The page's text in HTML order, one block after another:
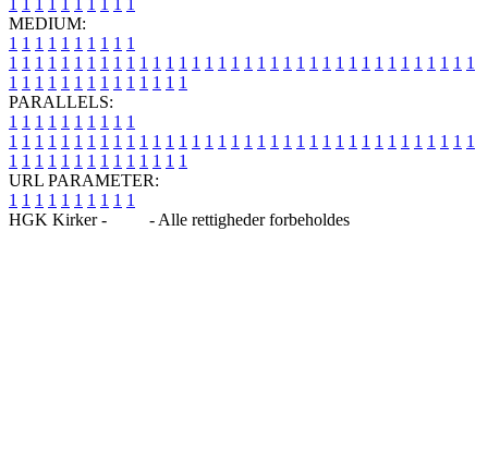
MEDIUM:
1 1 1 1 1 1 1 1 1 1
1 1 1 1 1 1 1 1 1 1 1 1 1 1 1 1 1 1 1 1 1 1 1 1 1 1 1 1 1 1 1 1 1 1 1 1
1 1 1 1 1 1 1 1 1 1 1 1 1 1
PARALLELS:
1 1 1 1 1 1 1 1 1 1
1 1 1 1 1 1 1 1 1 1 1 1 1 1 1 1 1 1 1 1 1 1 1 1 1 1 1 1 1 1 1 1 1 1 1 1
1 1 1 1 1 1 1 1 1 1 1 1 1 1
URL PARAMETER:
1 1 1 1 1 1 1 1 1 1
HGK Kirker -
- Alle rettigheder forbeholdes